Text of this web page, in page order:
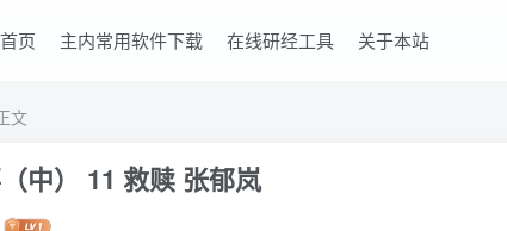
首页 主内常用软件下载 在线研经工具 关于本站
文
中） 11 救赎 张郁岚